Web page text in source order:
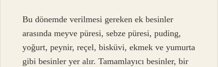
Bu dönemde verilmesi gereken ek besinler
arasında meyve püresi, sebze püresi, puding,
yoğurt, peynir, reçel, bisküvi, ekmek ve yumurta
gibi besinler yer alır. Tamamlayıcı besinler, bir